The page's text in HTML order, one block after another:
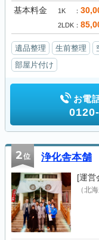
基本料金 1K
2LDK
遺品整理 生前整理
部屋片付け
お電
2位 浄化舎本舗
[運営
（北